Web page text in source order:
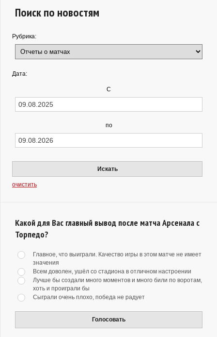
Поиск по новостям
Рубрика:
Дата:
С
по
Искать
очистить
Какой для Вас главный вывод после матча Арсенала с
Торпедо?
Главное, что выиграли. Качество игры в этом матче не имеет
значения
Всем доволен, ушёл со стадиона в отличном настроении
Лучше бы создали много моментов и много били по воротам,
хоть и проиграли бы
Сыграли очень плохо, победа не радует
Голосовать